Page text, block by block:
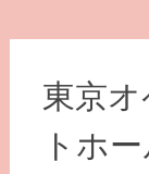
東京
トホ